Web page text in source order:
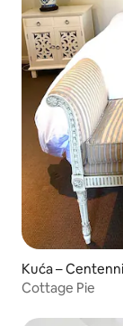
Kuća –
Cottage Pie